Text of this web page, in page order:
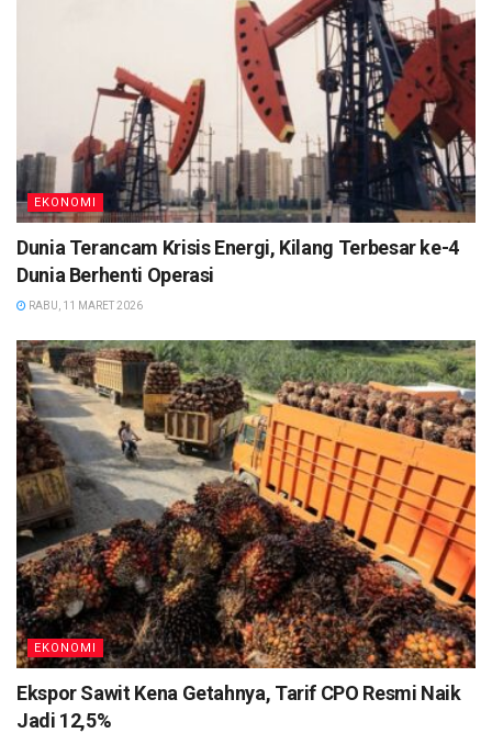
EKONOMI
Dunia Terancam Krisis Energi, Kilang Terbesar ke-4
Dunia Berhenti Operasi
RABU, 11 MARET 2026
EKONOMI
Ekspor Sawit Kena Getahnya, Tarif CPO Resmi Naik
Jadi 12,5%